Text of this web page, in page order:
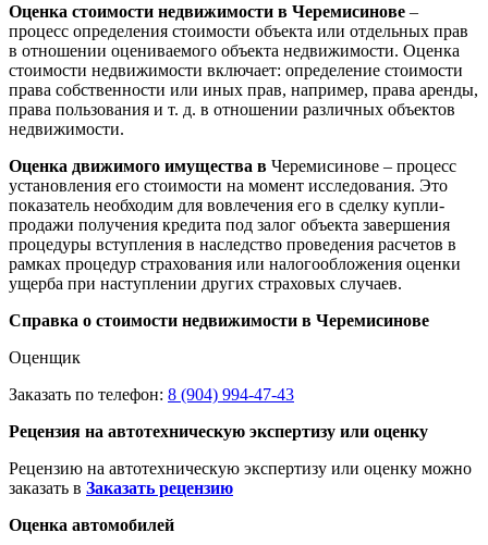
Оценка стоимости недвижимости в Черемисинове –
процесс определения стоимости объекта или отдельных прав
в отношении оцениваемого объекта недвижимости. Оценка
стоимости недвижимости включает: определение стоимости
права собственности или иных прав, например, права аренды,
права пользования и т. д. в отношении различных объектов
недвижимости.
Оценка движимого имущества в Черемисинове – процесс
установления его стоимости на момент исследования. Это
показатель необходим для вовлечения его в сделку купли-
продажи получения кредита под залог объекта завершения
процедуры вступления в наследство проведения расчетов в
рамках процедур страхования или налогообложения оценки
ущерба при наступлении других страховых случаев.
Справка о стоимости недвижимости в Черемисинове
Оценщик
Заказать по телефон: 8 (904) 994-47-43
Рецензия на автотехническую экспертизу или оценку
Рецензию на автотехническую экспертизу или оценку можно
заказать в Заказать рецензию
Оценка автомобилей